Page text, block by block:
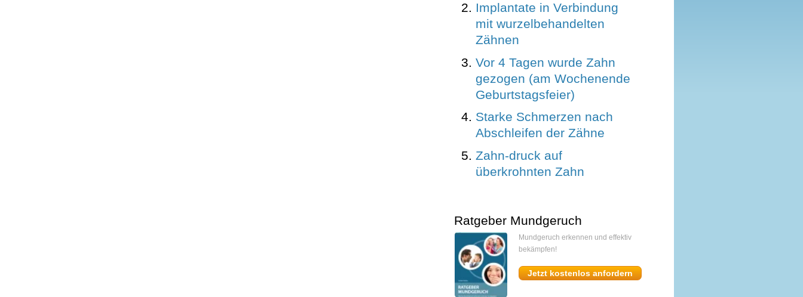
Implantate in Verbindung
mit wurzelbehandelten
Zähnen
Vor 4 Tagen wurde Zahn
gezogen (am Wochenende
Geburtstagsfeier)
Starke Schmerzen nach
Abschleifen der Zähne
Zahn-druck auf
überkrohnten Zahn
Ratgeber Mundgeruch
Mundgeruch erkennen und effektiv
bekämpfen!
Jetzt kostenlos anfordern